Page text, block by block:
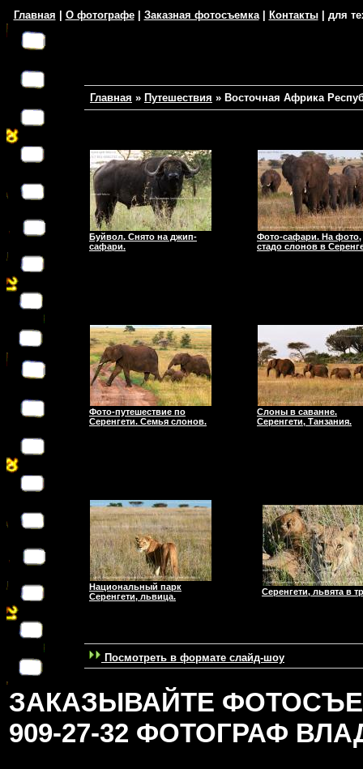
Главная О фотографе| Заказная фотосъемка| Контакты| для
Главная » Путешествия » Восточная Африка
Буйвол. Снято на джип-
сафари.
Фото-сафари. На фото,
стадо слонов в
Фото-путешествие по
Серенгети. Семья слонов.
Слоны в саванне.
Серенгети, Танзания.
Национальный парк
Серенгети, львица.
Серенгети, львята в
Посмотреть в формате слайд-шоу
ЗАКАЗЫВАЙТЕ
909-27-32 ФОТОГРАФ